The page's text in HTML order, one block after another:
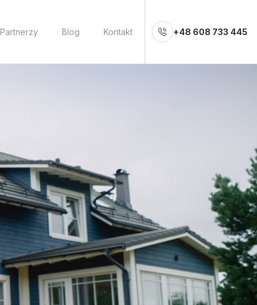
Partnerzy Blog Kontakt +48 608 733 445